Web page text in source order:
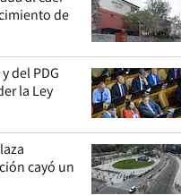
de
del PDG
la Ley
cayó un